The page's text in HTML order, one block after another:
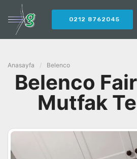
0212 8762045
Anasayfa / Belenco
Belenco
Mutfak